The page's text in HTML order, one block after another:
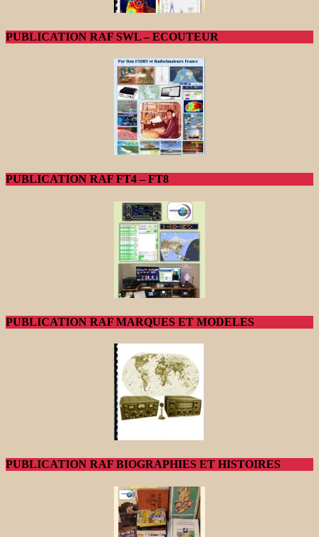
PUBLICATION RAF SWL – ECOUTEUR
PUBLICATION RAF FT4 – FT8
PUBLICATION RAF MARQUES ET MODELES
PUBLICATION RAF BIOGRAPHIES ET HISTOIRES